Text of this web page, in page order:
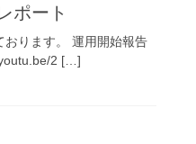
ポート
ります。 運用開始報告
2 […]